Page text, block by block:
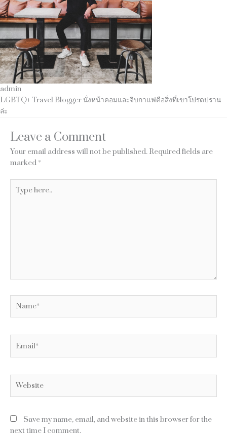
admin
LGBTQ+ Travel Blogger นั่งหน้าคอมและจิบกาแฟคือสิ่งที่เขาโปรดปราน
ล่ะ
Leave a Comment
Your email address will not be published. Required fields are
marked *
here..
Save my name, email, and website in this browser for the
next time I comment.